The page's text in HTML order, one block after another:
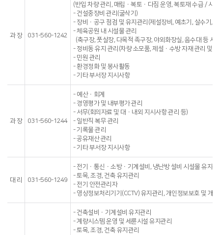
과 장 031-560-1242
(반입 차량 관리, 매립ㆍ복토ㆍ다짐 운영, 복토재 수급 / 시
- 건설중장비 관리(굴삭기)
- 장비ㆍ공구 점검 및 유지관리(제설장비, 예초기, 살수기,
- 체육공원 내 시설물 관리
(축구장, 풋살장, 다목적 족구장, 야외화장실, 음수대 등 시
- 정비동 유지 관리(차량 소모품, 제설ㆍ수방 자재 관리 및
- 민원 관리
- 환경정화 및 봉사활동
- 기타 부서장 지시사항
과 장 031-560-1244
- 예산ㆍ회계
- 경영평가 및 내부평가 관리
- 서무(회의자료 및 대ㆍ내외 지시사항 관리 등)
- 일반직 복무 관리
- 기록물 관리
- 공유재산 관리
- 기타 부서장 지시사항
대 리 031-560-1249
- 전기ㆍ통신ㆍ소방ㆍ기계설비, 냉난방 설비 시설물 유지관
- 토목, 조경, 건축 유지관리
- 전기 안전관리자
- 영상정보처리기기(CCTV) 유지관리, 개인정보보호 및 개
- 건축설비ㆍ기계설비 유지관리
- 계량시스템 운영 및 세륜시설 유지관리
- 토목, 조경, 건축 유지관리